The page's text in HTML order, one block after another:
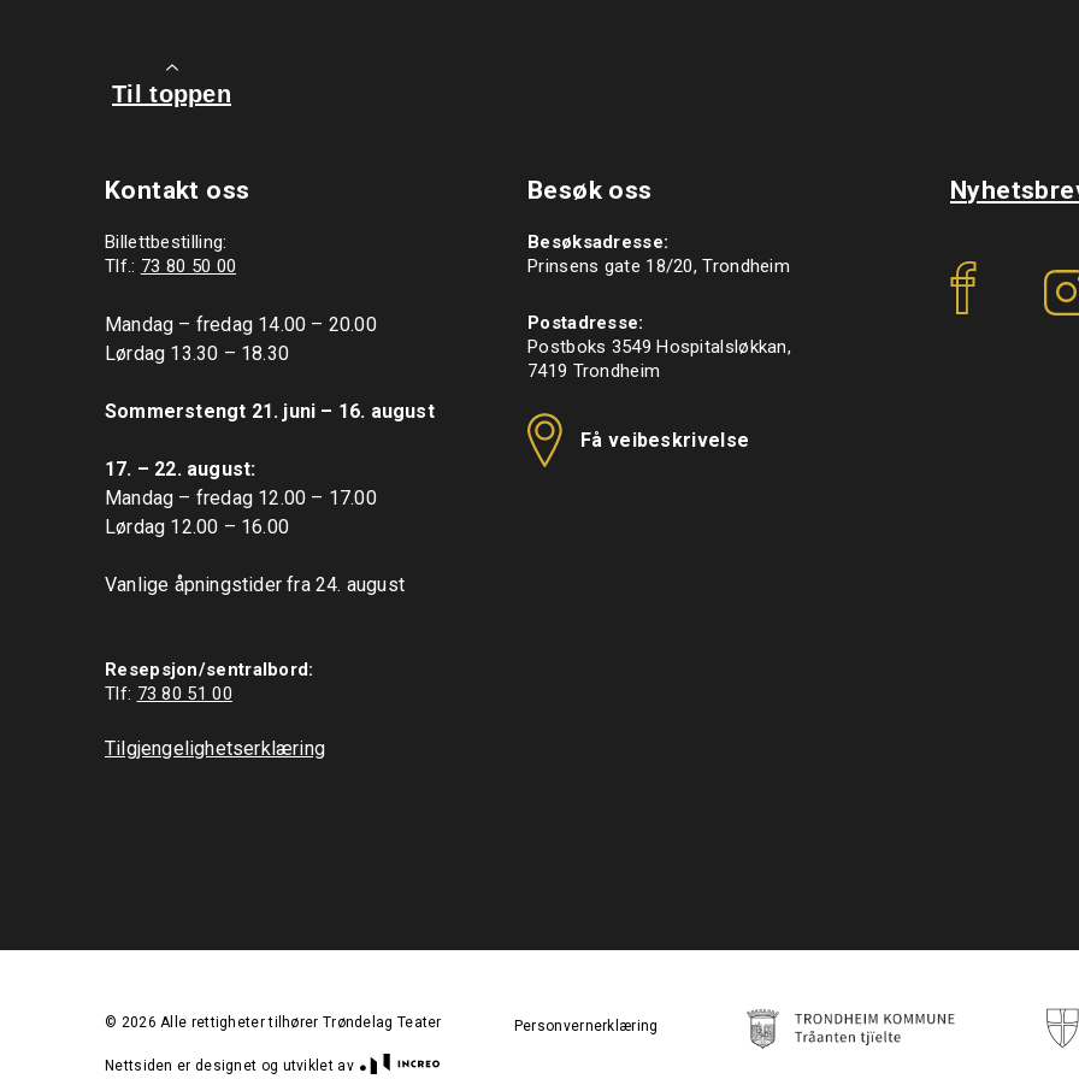
Til toppen
Kontakt oss
Billettbestilling:
Tlf.: 73 80 50 00
Mandag – fredag 14.00 – 20.00
Lørdag 13.30 – 18.30
Sommerstengt 21. juni – 16. august
17. – 22. august:
Mandag – fredag 12.00 – 17.00
Lørdag 12.00 – 16.00
Vanlige åpningstider fra 24. august
Resepsjon/sentralbord:
Tlf: 73 80 51 00
Tilgjengelighetserklæring
Besøk oss
Besøksadresse:
Prinsens gate 18/20, Trondheim
Postadresse:
Postboks 3549 Hospitalsløkkan,
7419 Trondheim
Få veibeskrivelse
f
© 2026 Alle rettigheter tilhører Trøndelag Teater
Nettsiden er designet og utviklet av
Personvernerklæring